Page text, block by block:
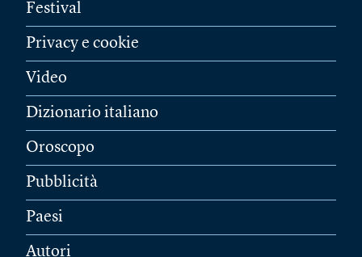
Festival
Privacy e cookie
Video
Dizionario italiano
Oroscopo
Pubblicità
Paesi
Autori